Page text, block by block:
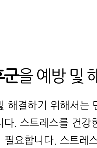
군을 예방 및
해결하기 위해서
. 스트레스를 건
요합니다. 스트레